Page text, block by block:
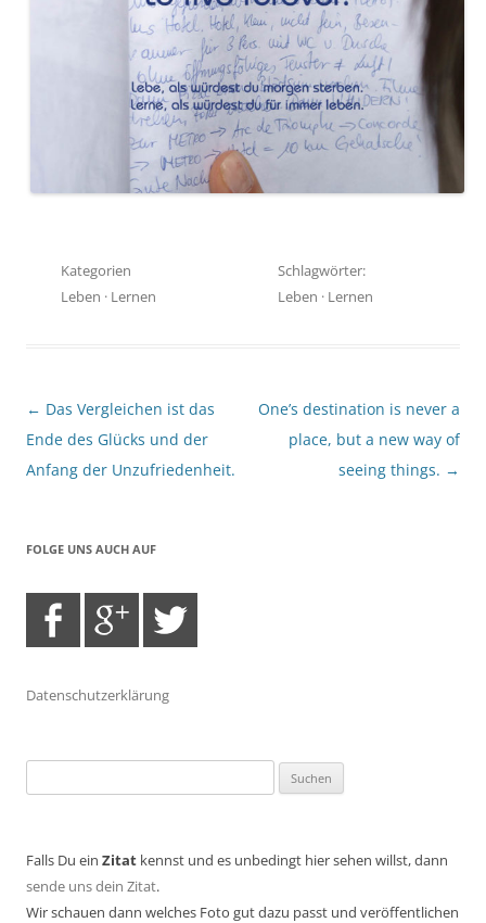
Kategorien
Leben · Lernen
Schlagwörter:
Leben · Lernen
Beitragsnavigation
← Das Vergleichen ist das
Ende des Glücks und der
Anfang der Unzufriedenheit.
One’s destination is never a
place, but a new way of
seeing things. →
FOLGE UNS AUCH AUF
Datenschutzerklärung
nach:
Falls Du ein Zitat kennst und es unbedingt hier sehen willst, dann
sende uns dein Zitat.
Wir schauen dann welches Foto gut dazu passt und veröffentlichen